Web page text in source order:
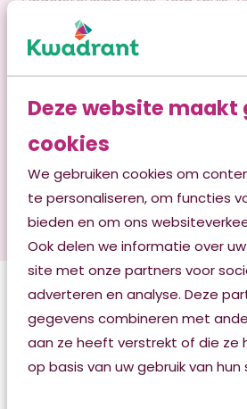
Deze website maakt
cookies
We gebruiken cookies om
te personaliseren, om functies
bieden en om ons
Ook delen we informatie over
site met onze partners voor
adverteren en analyse. Deze
gegevens combineren met
aan ze heeft verstrekt of die ze
op basis van uw gebruik van hun
Wonen met zorg, samen met
Behandelteam, de
onze vrijwilligers.
Kwadrant is sinds 21 januari
voor de zorgmerken Elkander, De
Palet, KwadrantGroep
KwadrantGroep.
Servicepakket
van Kwadrant.